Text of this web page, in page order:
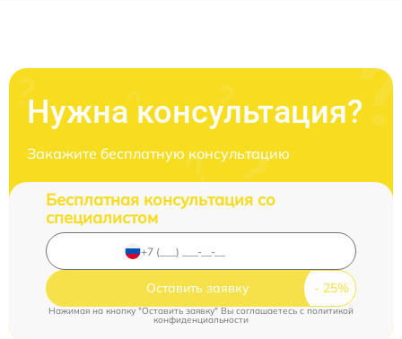
Нужна консультация?
Закажите бесплатную консультацию
Бесплатная консультация со
специалистом
Оставить заявку
Нажимая на кнопку "Оставить заявку" Вы соглашаетесь cполитикой
конфиденциальности